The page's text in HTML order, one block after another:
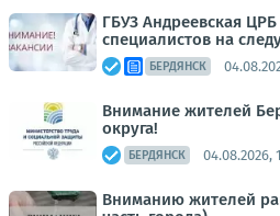
ГБУЗ Андреевская
специалистов на
БЕРДЯНСК
Внимание жителей
округа!
БЕРДЯНСК 04.08.2026,
Вниманию жителей